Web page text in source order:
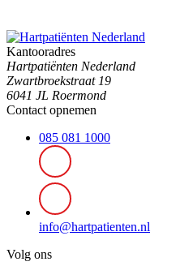
Kantooradres
Hartpatiënten Nederland
Zwartbroekstraat 19
6041 JL Roermond
Contact opnemen
085 081 1000
info@hartpatienten.nl
Volg ons